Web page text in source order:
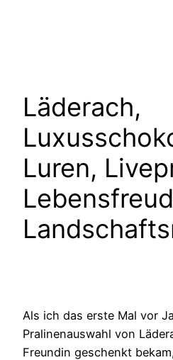
Läderach,
Luren,
Als ich das erste Mal vor
Pralinenauswahl von
Freundin geschenkt